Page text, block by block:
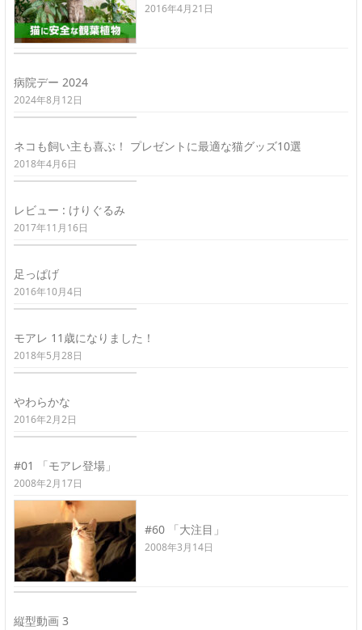
2016年4月21日
病院デー 2024
2024年8月12日
ネコも飼い主も喜ぶ！ プレゼントに最適な猫グッズ10選
2018年4月6日
レビュー : けりぐるみ
2017年11月16日
足っぱげ
2016年10月4日
モアレ 11歳になりました！
2018年5月28日
やわらかな
2016年2月2日
#01 「モアレ登場」
2008年2月17日
#60 「大注目」
2008年3月14日
縦型動画 3